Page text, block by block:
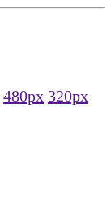
480px 320px